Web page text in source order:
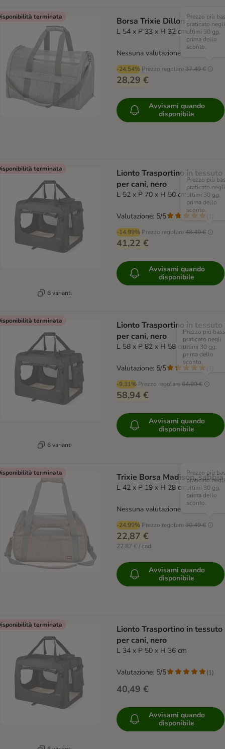
terminata Borsa Trixie Dillon
L 54 x P 33 x H 32 cm
-24.54% Prezzo regolare37,49 €
Prezzo più
praticato negli
ultimi 30 gg,
prima dello
sconto.
28,29 €
Nessuna valutazione
Avvisami quando
disponibile
terminata
6 varianti
Lionto Trasportino in tessuto
per cani, nero
L 52 x P 70 x H 50 cm
-14.99% Prezzo regolare48,49 €
Prezzo più
praticato negli
ultimi 30 gg,
prima dello
sconto.
41,22 €
Valutazione: 5/5
Avvisami quando
disponibile
terminata
6 varianti
Lionto Trasportino in tessuto
per cani, nero
L 58 x P 82 x H 58 cm
-9.31% Prezzo regolare64,99 €
Prezzo più
praticato negli
ultimi 30 gg,
prima dello
sconto.
58,94 €
Valutazione: 5/5
Avvisami quando
disponibile
terminata Trixie Borsa Madison, sabbia
L 42 x P 19 x H 28 cm
-24.99% Prezzo regolare30,49 €
Prezzo più
praticato negli
ultimi 30 gg,
prima dello
sconto.
22,87 €
22,87 € / cad.
Nessuna valutazione
Avvisami quando
disponibile
terminata
Lionto Trasportino in tessuto
per cani, nero
L 34 x P 50 x H 36 cm
40,49 €
Valutazione: 5/5 (1)
Avvisami quando
disponibile